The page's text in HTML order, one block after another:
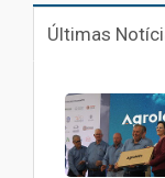
Últimas